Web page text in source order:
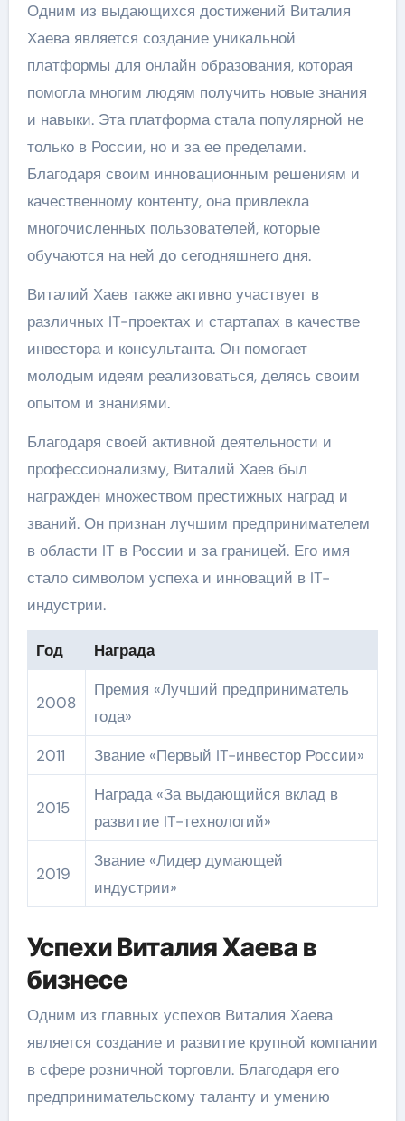
Одним из выдающихся достижений Виталия
Хаева является создание уникальной
платформы для онлайн образования, которая
помогла многим людям получить новые знания
и навыки. Эта платформа стала популярной не
только в России, но и за ее пределами.
Благодаря своим инновационным решениям и
качественному контенту, она привлекла
многочисленных пользователей, которые
обучаются на ней до сегодняшнего дня.
Виталий Хаев также активно участвует в
различных IT-проектах и стартапах в качестве
инвестора и консультанта. Он помогает
молодым идеям реализоваться, делясь своим
опытом и знаниями.
Благодаря своей активной деятельности и
профессионализму, Виталий Хаев был
награжден множеством престижных наград и
званий. Он признан лучшим предпринимателем
в области IT в России и за границей. Его имя
стало символом успеха и инноваций в IT-
индустрии.
Год Награда
2008
Премия «Лучший предприниматель
года»
2011
Звание «Первый IT-инвестор России»
2015
Награда «За выдающийся вклад в
развитие IT-технологий»
2019
Звание «Лидер думающей
индустрии»
Успехи Виталия Хаева в
бизнесе
Одним из главных успехов Виталия Хаева
является создание и развитие крупной компании
в сфере розничной торговли. Благодаря его
предпринимательскому таланту и умению